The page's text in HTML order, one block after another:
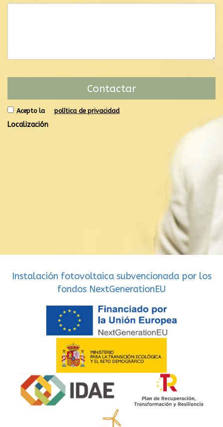
Acepto la política de privacidad
Localización
Instalación fotovoltaica subvencionada por los
fondos NextGenerationEU